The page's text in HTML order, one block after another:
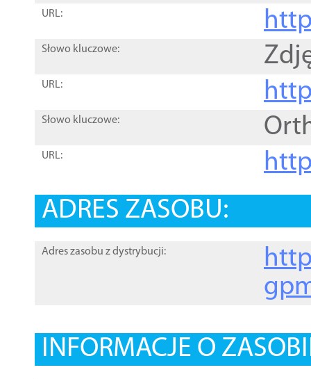
URL:
Słowo kluczowe:
URL:
Słowo kluczowe:
URL:
ADRES ZASOBU:
Adres zasobu z dystrybucji:
INFORMACJE O